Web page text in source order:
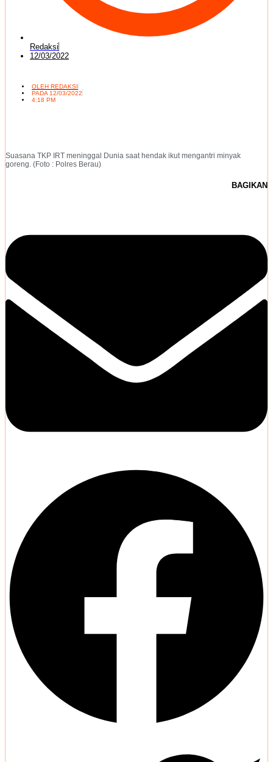
Redaksi
12/03/2022
OLEH REDAKSI
PADA12/03/2022
4:18 PM
Suasana TKP IRT meninggal Dunia saat hendak ikut mengantri minyak
goreng. (Foto : Polres Berau)
BAGIKAN